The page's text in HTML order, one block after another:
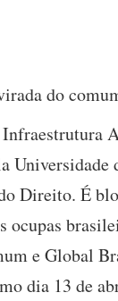
do
Direito. É
ocupas
e Global
dia 13 de